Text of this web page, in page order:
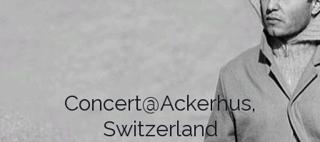
Concert@Ackerhus,
Switzerland